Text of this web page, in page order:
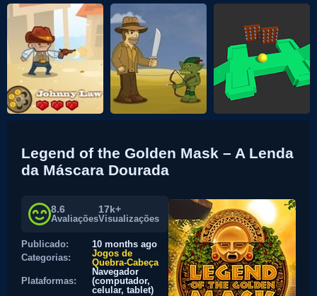
Legend of the Golden Mask – A Lenda
da Máscara Dourada
8.6
Avaliações
17k+
Visualizações
Publicado:
10 months ago
Categorias:
Jogos de
Quebra-Cabeça
Plataformas:
Navegador
(computador,
celular, tablet)